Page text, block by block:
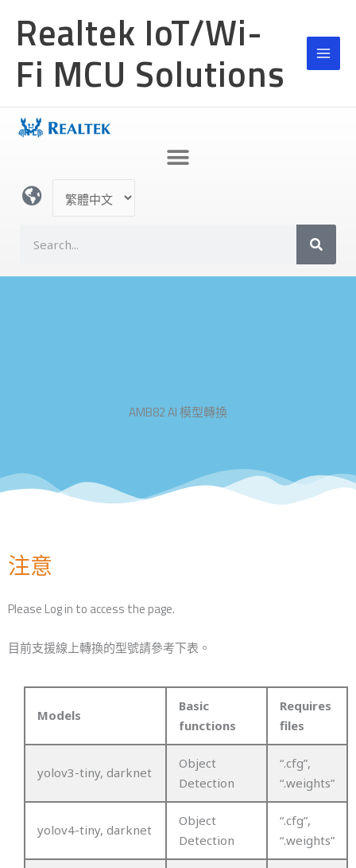
容
Realtek IoT/Wi-
Fi MCU Solutions
言
AMB82 AI 模型轉換
注意
Please Log in to access the page.
目前支援線上轉換的型號請參考下表。
Models
Basic
functions
Requires
files
yolov3-tiny, darknet
Object
Detection
“.cfg”,
“.weights”
yolov4-tiny, darknet
Object
Detection
“.cfg”,
“.weights”